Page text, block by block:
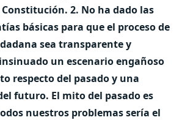
2. No ha dado las
básicas para que el proceso de
sea transparente y
un escenario engañoso
respecto del pasado y una
futuro. El mito del pasado es
nuestros problemas sería el